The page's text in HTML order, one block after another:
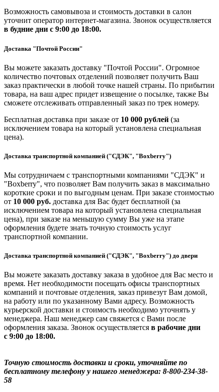
Возможность самовывоза и стоимость доставки в салон
уточнит оператор интернет-магазина. Звонок осуществляется
в будние дни с 9:00 до 18:00.
Доставка "Почтой России"
Вы можете заказать доставку "Почтой России". Огромное
количество почтовых отделений позволяет получить Ваш
заказ практически в любой точке нашей страны. По прибытии
товара, на ваш адрес придет извещение о посылке, также Вы
сможете отслеживать отправленный заказ по трек номеру.
Бесплатная доставка при заказе от 10 000 рублей (за
исключением товара на который установлена специальная
цена).
Доставка транспортной компанией ("СДЭК", "Boxberry")
Мы сотрудничаем с транспортными компаниями "СДЭК" и
"Boxberry", что позволяет Вам получить заказ в максимально
короткие сроки и по выгодным ценам. При заказе стоимостью
от 10 000 руб. доставка для Вас будет бесплатной (за
исключением товара на который установлена специальная
цена), при заказе на меньшую сумму Вы уже на этапе
оформления будете знать точную стоимость услуг
транспортной компании.
Доставка транспортной компанией ("СДЭК", "Boxberry") до двери
Вы можете заказать доставку заказа в удобное для Вас место и
время. Нет необходимости посещать офисы транспортных
компаний и почтовые отделения, заказ привезут Вам домой,
на работу или по указанному Вами адресу. Возможность
курьерской доставки и стоимость необходимо уточнять у
менеджера. Наш менеджер сам свяжется с Вами после
оформления заказа. Звонок осуществляется в рабочие дни
с 9:00 до 18:00.
Точную стоимость доставки и сроки, уточняйте по
бесплатному телефону у нашего менеджера: 8-800-234-38-
58